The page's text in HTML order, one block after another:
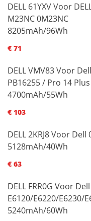
DELL 61YXV Voor
M23NC 0M23NC
8205mAh/96Wh
€ 71
DELL VMV83 Voor
PB16255 / Pro 14
4700mAh/55Wh
€ 103
DELL 2KRJ8 Voor Dell
5128mAh/40Wh
€ 63
DELL FRR0G Voor
E6120/E6220/E6230/
5240mAh/60Wh